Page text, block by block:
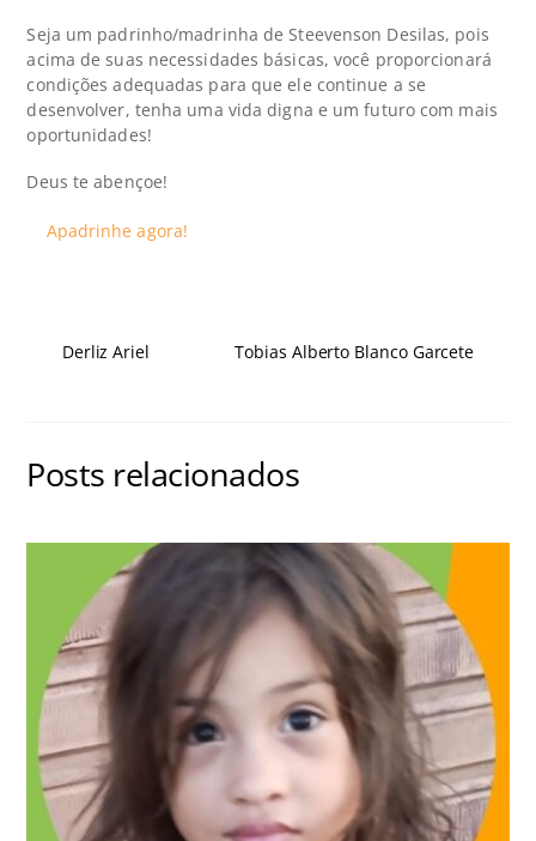
Seja um padrinho/madrinha de Steevenson Desilas, pois
acima de suas necessidades básicas, você proporcionará
condições adequadas para que ele continue a se
desenvolver, tenha uma vida digna e um futuro com mais
oportunidades!
Deus te abençoe!
Apadrinhe agora!
Derliz Ariel Tobias Alberto Blanco Garcete
Posts relacionados